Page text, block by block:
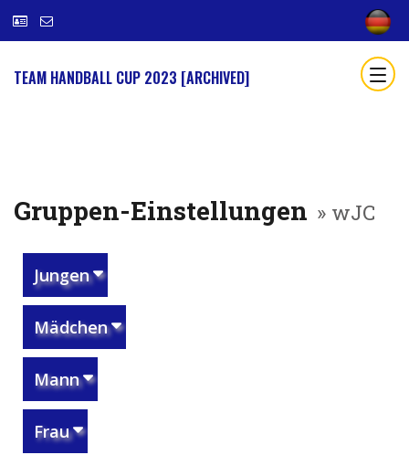
TEAM HANDBALL CUP 2023 [ARCHIVED]
Gruppen-Einstellungen » wJC
Jungen
Mädchen
Mann
Frau